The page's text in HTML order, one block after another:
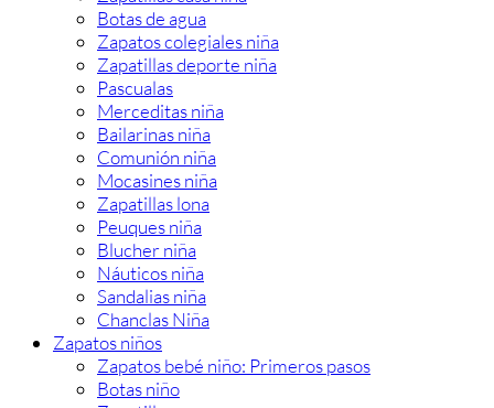
Botas de agua
Zapatos colegiales niña
Zapatillas deporte niña
Pascualas
Merceditas niña
Bailarinas niña
Comunión niña
Mocasines niña
Zapatillas lona
Peuques niña
Blucher niña
Náuticos niña
Sandalias niña
Chanclas Niña
Zapatos niños
Zapatos bebé niño: Primeros pasos
Botas niño